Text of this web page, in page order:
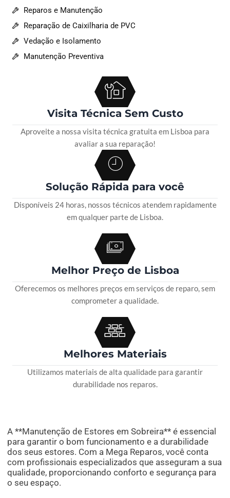
Reparos e Manutenção
Reparação de Caixilharia de PVC
Vedação e Isolamento
Manutenção Preventiva
Visita Técnica Sem Custo
Aproveite a nossa visita técnica gratuita em Lisboa para
avaliar a sua reparação!
Solução Rápida para você
Disponíveis 24 horas, nossos técnicos atendem rapidamente
em qualquer parte de Lisboa.
Melhor Preço de Lisboa
Oferecemos os melhores preços em serviços de reparo, sem
comprometer a qualidade.
Melhores Materiais
Utilizamos materiais de alta qualidade para garantir
durabilidade nos reparos.
A **Manutenção de Estores em Sobreira** é essencial
para garantir o bom funcionamento e a durabilidade
dos seus estores. Com a Mega Reparos, você conta
com profissionais especializados que asseguram a sua
qualidade, proporcionando conforto e segurança para
o seu espaço.